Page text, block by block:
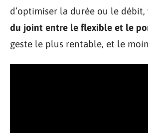
d’optimiser la durée ou le débit,
du joint entre le flexible et le
geste le plus rentable, et le